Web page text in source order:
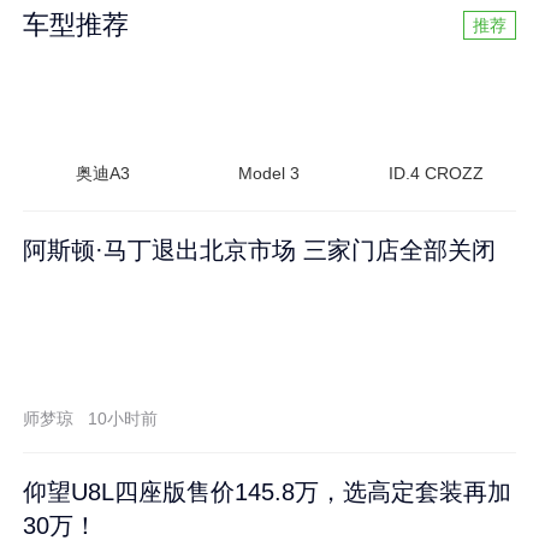
车型推荐 推荐
奥迪A3 Model 3 ID.4 CROZZ
阿斯顿·马丁退出北京市场 三家门店全部关闭
师梦琼 10小时前
仰望U8L四座版售价145.8万，选高定套装再加
30万！